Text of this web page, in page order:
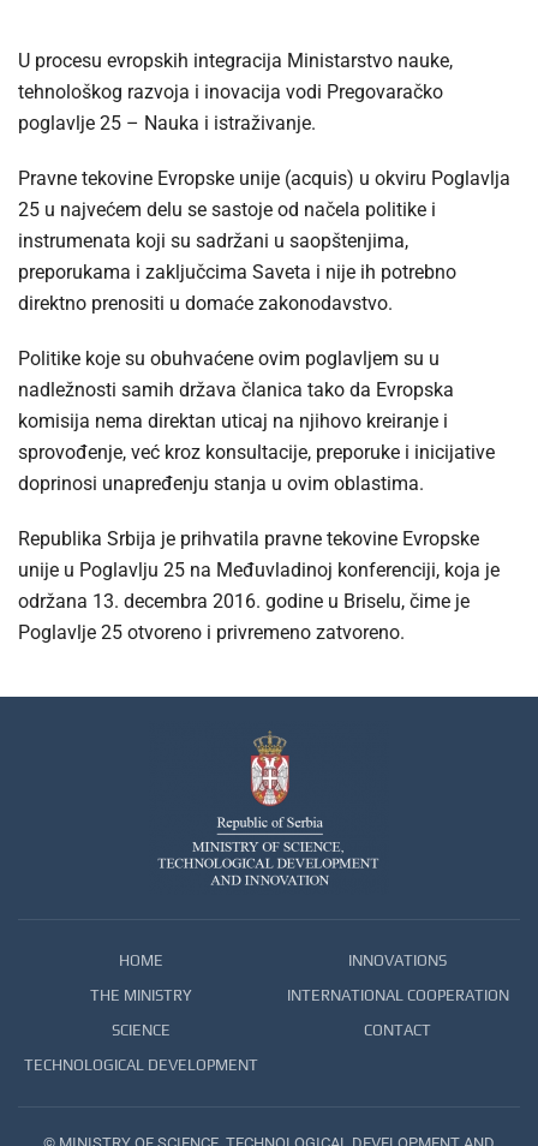
U procesu evropskih integracija Ministarstvo nauke,
tehnološkog razvoja i inovacija vodi Pregovaračko
poglavlje 25 – Nauka i istraživanje.
Pravne tekovine Evropske unije (acquis) u okviru Poglavlja
25 u najvećem delu se sastoje od načela politike i
instrumenata koji su sadržani u saopštenjima,
preporukama i zaključcima Saveta i nije ih potrebno
direktno prenositi u domaće zakonodavstvo.
Politike koje su obuhvaćene ovim poglavljem su u
nadležnosti samih država članica tako da Evropska
komisija nema direktan uticaj na njihovo kreiranje i
sprovođenje, već kroz konsultacije, preporuke i inicijative
doprinosi unapređenju stanja u ovim oblastima.
Republika Srbija je prihvatila pravne tekovine Evropske
unije u Poglavlju 25 na Međuvladinoj konferenciji, koja je
održana 13. decembra 2016. godine u Briselu, čime je
Poglavlje 25 otvoreno i privremeno zatvoreno.
HOME
THE MINISTRY
SCIENCE
TECHNOLOGICAL DEVELOPMENT
INNOVATIONS
INTERNATIONAL COOPERATION
CONTACT